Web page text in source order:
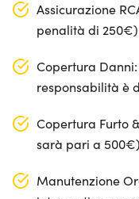
Assicurazione
penalità di 250€)
Copertura
responsabilità è
Copertura Furto
sarà pari a 500€)
Manutenzione